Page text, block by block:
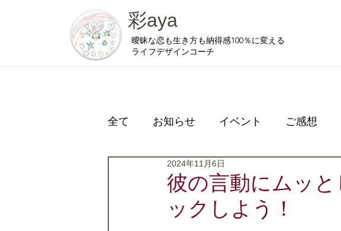
彩aya
曖昧な恋も生き方も納得感100％に変える
ライフデザインコーチ
全て お知らせ イベント ご感想
プライベート
彼の言動にムッ
ックしよう！
2024年11月6日